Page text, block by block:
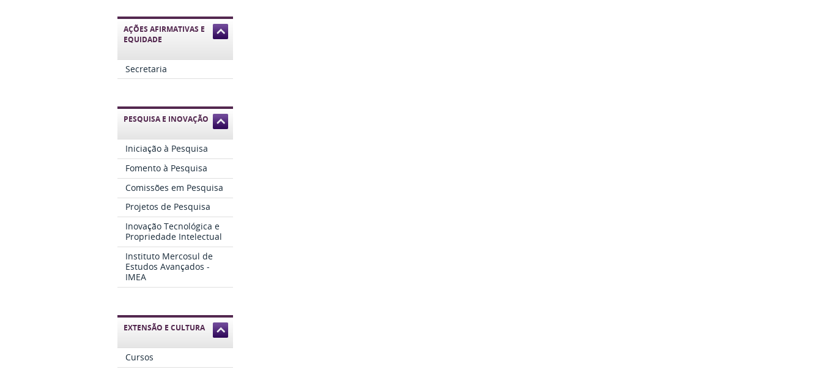
AÇÕES AFIRMATIVAS E
EQUIDADE
Secretaria
PESQUISA E INOVAÇÃO
Iniciação à Pesquisa
Fomento à Pesquisa
Comissões em Pesquisa
Projetos de Pesquisa
Inovação Tecnológica e
Propriedade Intelectual
Instituto Mercosul de
Estudos Avançados -
IMEA
EXTENSÃO E CULTURA
Cursos